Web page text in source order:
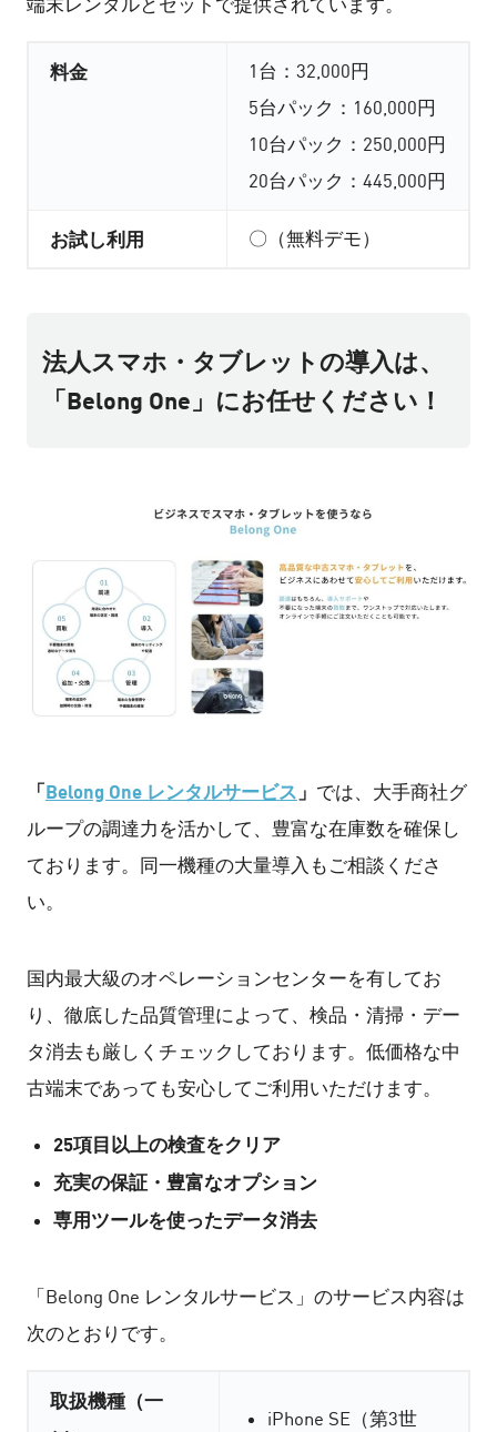
料金
1台：32,000円
5台パック：160,000円
10台パック：250,000円
20台パック：445,000円
お試し利用 〇（無料デモ）
法人スマホ・タブレットの導入は、
「Belong One」にお任せください！
「Belong One レンタルサービス 」 では、大手商社グ
ループの調達力を活かして、豊富な在庫数を確保し
ております。同一機種の大量導入もご相談くださ
い。
国内最大級のオペレーションセンターを有してお
り、徹底した品質管理によって、検品・清掃・デー
タ消去も厳しくチェックしております。低価格な中
古端末であっても安心してご利用いただけます。
25項目以上の検査をクリア
充実の保証・豊富なオプション
専用ツールを使ったデータ消去
「Belong One レンタルサービス」のサービス内容は
次のとおりです。
取扱機種（一
iPhone SE（第3世